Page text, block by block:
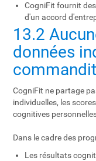
CogniFit fournit
d'un accord
13.2
données
CogniFit ne partage
individuelles, les
cognitives
Dans le cadre des
Les résultats